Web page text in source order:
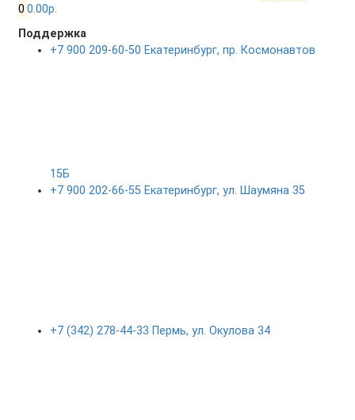
0 0.00р.
Поддержка
+7 900 209-60-50 Екатеринбург, пр. Космонавтов
15Б
+7 900 202-66-55 Екатеринбург, ул. Шаумяна 35
+7 (342) 278-44-33 Пермь, ул. Окулова 34